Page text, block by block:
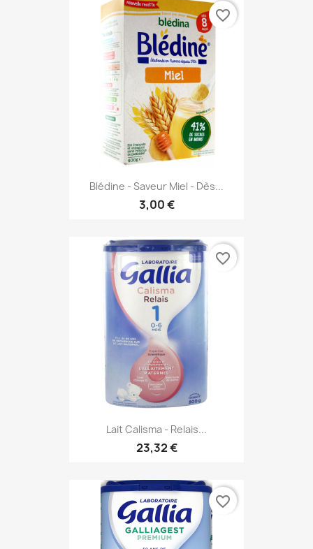
Blédine - Saveur Miel - Dès...
3,00 €
favorite_border
Lait Calisma - Relais...
23,32 €
favorite_border
favorite_border